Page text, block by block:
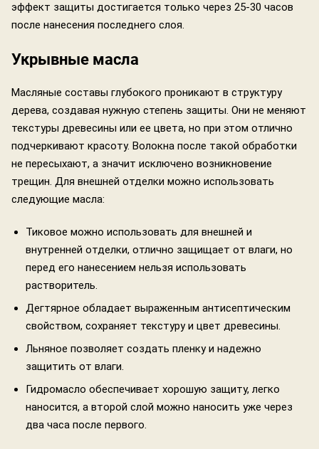
эффект защиты достигается только через 25-30 часов
после нанесения последнего слоя.
Укрывные масла
Масляные составы глубокого проникают в структуру
дерева, создавая нужную степень защиты. Они не меняют
текстуры древесины или ее цвета, но при этом отлично
подчеркивают красоту. Волокна после такой обработки
не пересыхают, а значит исключено возникновение
трещин. Для внешней отделки можно использовать
следующие масла:
Тиковое можно использовать для внешней и
внутренней отделки, отлично защищает от влаги, но
перед его нанесением нельзя использовать
растворитель.
Дегтярное обладает выраженным антисептическим
свойством, сохраняет текстуру и цвет древесины.
Льняное позволяет создать пленку и надежно
защитить от влаги.
Гидромасло обеспечивает хорошую защиту, легко
наносится, а второй слой можно наносить уже через
два часа после первого.